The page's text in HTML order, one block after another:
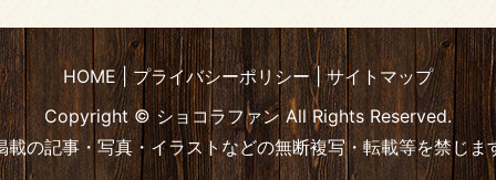
HOME プライバシーポリシー
サイトマップ
Copyright © ショコラファン All Rights Reserved.
載の記事・写真・イラストなどの無断複写・転載等を禁じま